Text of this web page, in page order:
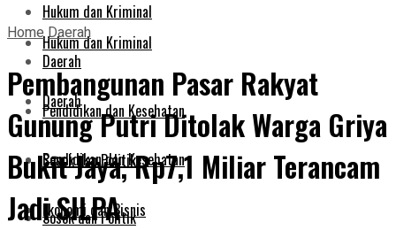
Hukum dan Kriminal
Daerah
Pendidikan dan Kesehatan
Sosok dan Politik
Ekonomi dan Bisnis
Hukum dan Kriminal
Daerah
Pendidikan dan Kesehatan
Sosok dan Politik
HomeDaerah
Pembangunan Pasar Rakyat
Gunung Putri Ditolak Warga Griya
Bukit Jaya, Rp7,1 Miliar Terancam
Jadi SILPA